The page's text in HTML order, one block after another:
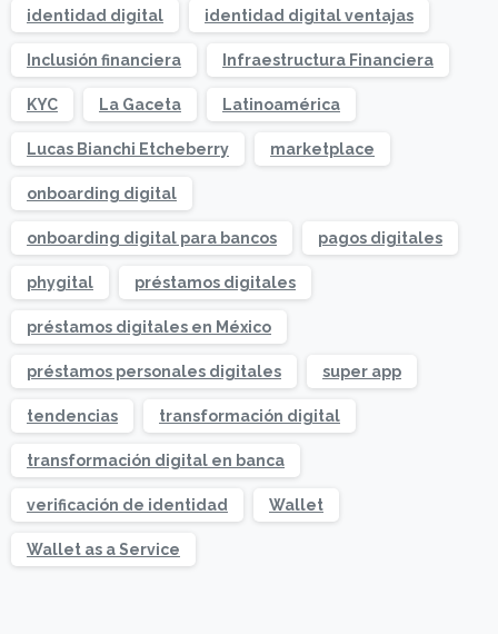
identidad digital identidad digital ventajas
Inclusión financiera Infraestructura Financiera
KYC La Gaceta Latinoamérica
Lucas Bianchi Etcheberry marketplace
onboarding digital
onboarding digital para bancos pagos digitales
phygital préstamos digitales
préstamos digitales en México
préstamos personales digitales super app
tendencias transformación digital
transformación digital en banca
verificación de identidad Wallet
Wallet as a Service